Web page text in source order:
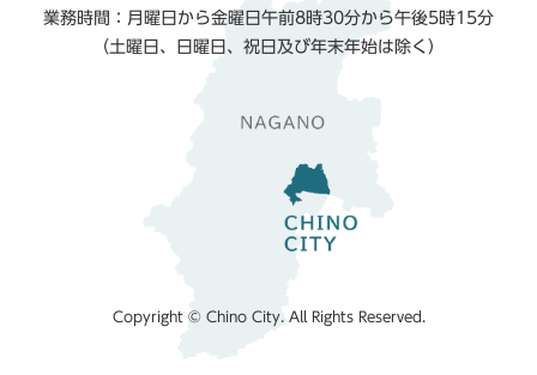
業務時間：月曜日から金曜日午前8時30分から午後5時15分
（土曜日、日曜日、祝日及び年末年始は除く）
Copyright © Chino City. All Rights Reserved.